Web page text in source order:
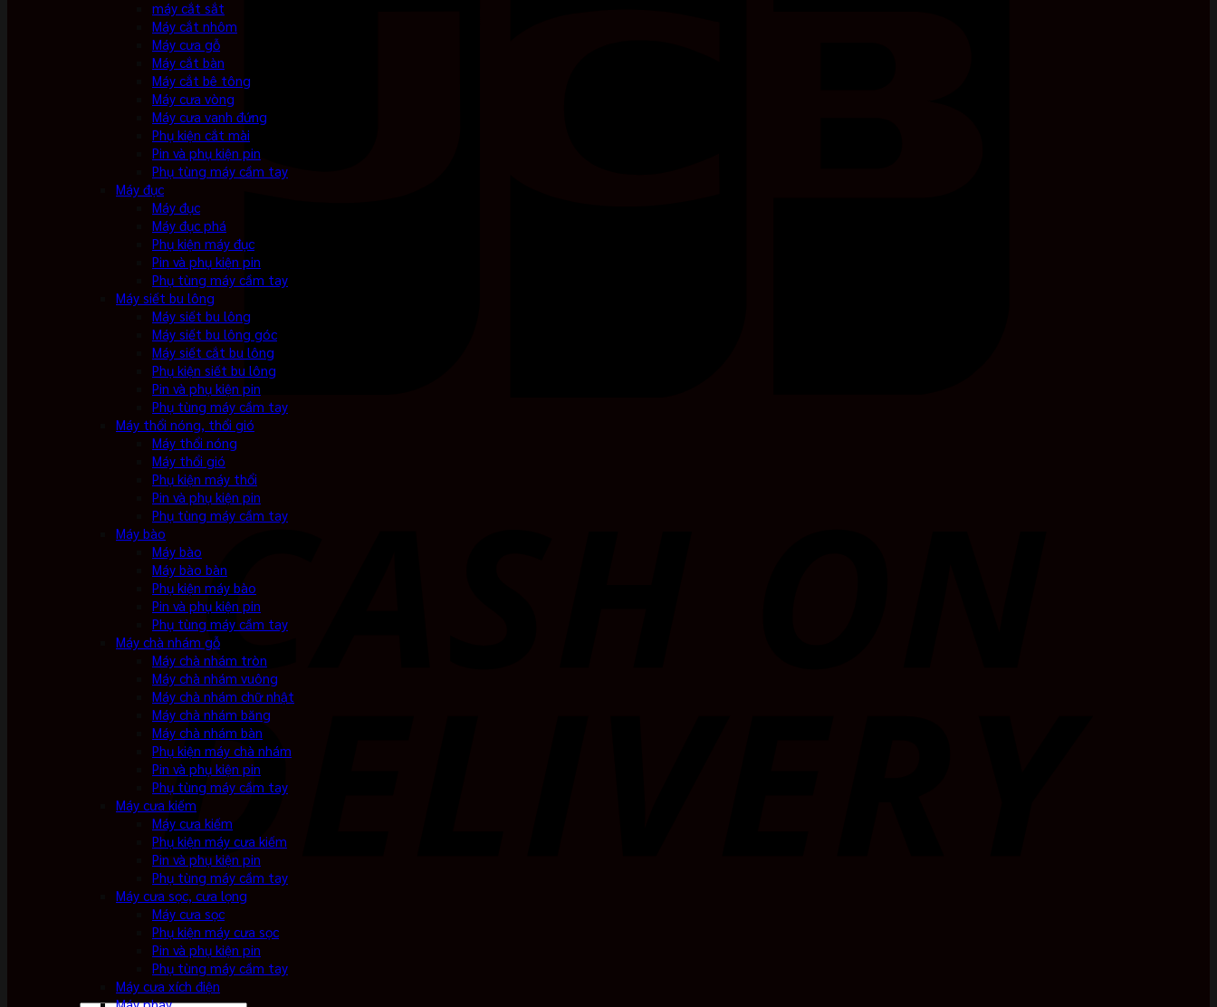
máy cắt sắt
Máy cắt nhôm
Máy cưa gỗ
Máy cắt bàn
Máy cắt bê tông
Máy cưa vòng
Máy cưa vanh đứng
Phụ kiện cắt mài
Pin và phụ kiện pin
Phụ tùng máy cầm tay
Máy đục
Máy đục
Máy đục phá
Phụ kiện máy đục
Pin và phụ kiện pin
Phụ tùng máy cầm tay
Máy siết bu lông
Máy siết bu lông
Máy siết bu lông góc
Máy siết cắt bu lông
Phụ kiện siết bu lông
Pin và phụ kiện pin
Phụ tùng máy cầm tay
Máy thổi nóng, thổi gió
Máy thổi nóng
Máy thổi gió
Phụ kiện máy thổi
Pin và phụ kiện pin
Phụ tùng máy cầm tay
Máy bào
Máy bào
Máy bào bàn
Phụ kiện máy bào
Pin và phụ kiện pin
Phụ tùng máy cầm tay
Máy chà nhám gỗ
Máy chà nhám tròn
Máy chà nhám vuông
Máy chà nhám chữ nhật
Máy chà nhám băng
Máy chà nhám bàn
Phụ kiện máy chà nhám
Pin và phụ kiện pin
Phụ tùng máy cầm tay
Máy cưa kiếm
Máy cưa kiếm
Phụ kiện máy cưa kiếm
Pin và phụ kiện pin
Phụ tùng máy cầm tay
Máy cưa sọc, cưa lọng
Máy cưa sọc
Phụ kiện máy cưa sọc
Pin và phụ kiện pin
Phụ tùng máy cầm tay
Máy cưa xích điện